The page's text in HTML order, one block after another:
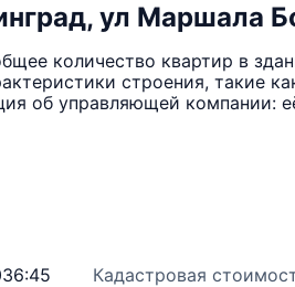
ул Маршала
количество квартир в
строения, такие
об управляющей компании:
Кадастровая